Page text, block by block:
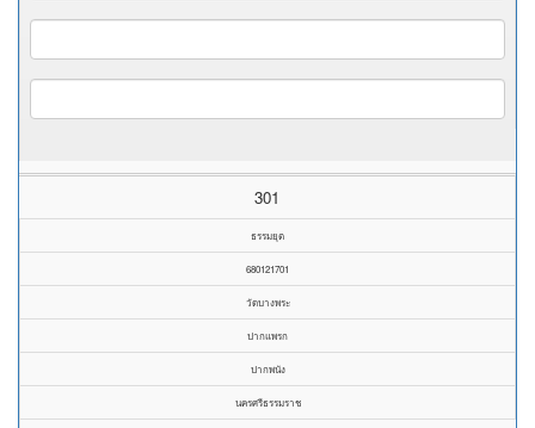
301
ธรรมยุต
680121701
วัดบางพระ
ปากแพรก
ปากพนัง
นครศรีธรรมราช